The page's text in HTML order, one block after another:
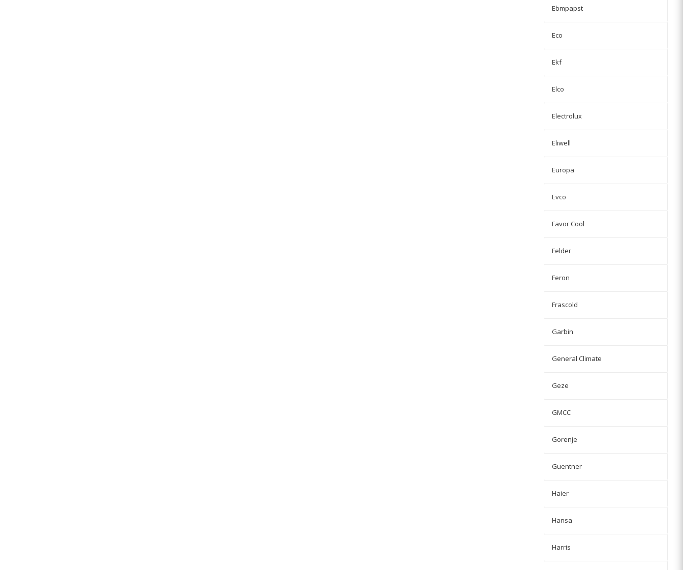
Ebmpapst
Eco
Ekf
Elco
Electrolux
Eliwell
Europa
Evco
Favor Cool
Felder
Feron
Frascold
Garbin
General Climate
Geze
GMCC
Gorenje
Guentner
Haier
Hansa
Harris